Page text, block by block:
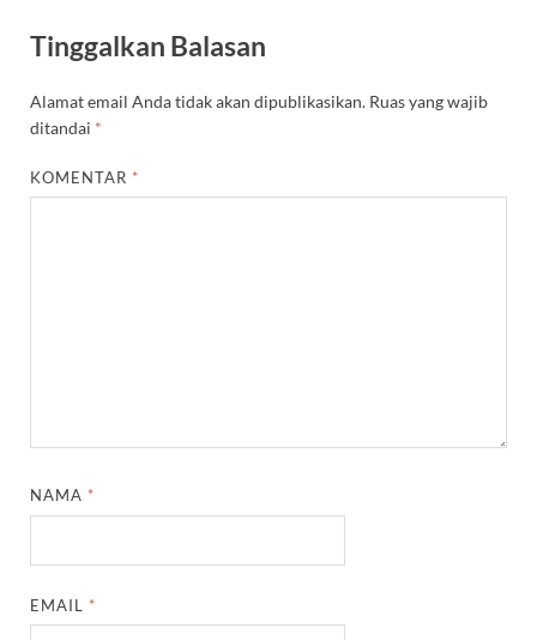
Tinggalkan Balasan
Alamat email Anda tidak akan dipublikasikan. Ruas yang wajib
ditandai *
KOMENTAR *
NAMA *
EMAIL *